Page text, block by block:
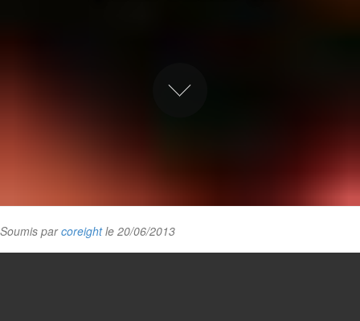
Soumis parcoreightle 20/06/2013